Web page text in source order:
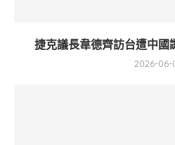
捷克議長韋德齊訪台遭中
2026-06-